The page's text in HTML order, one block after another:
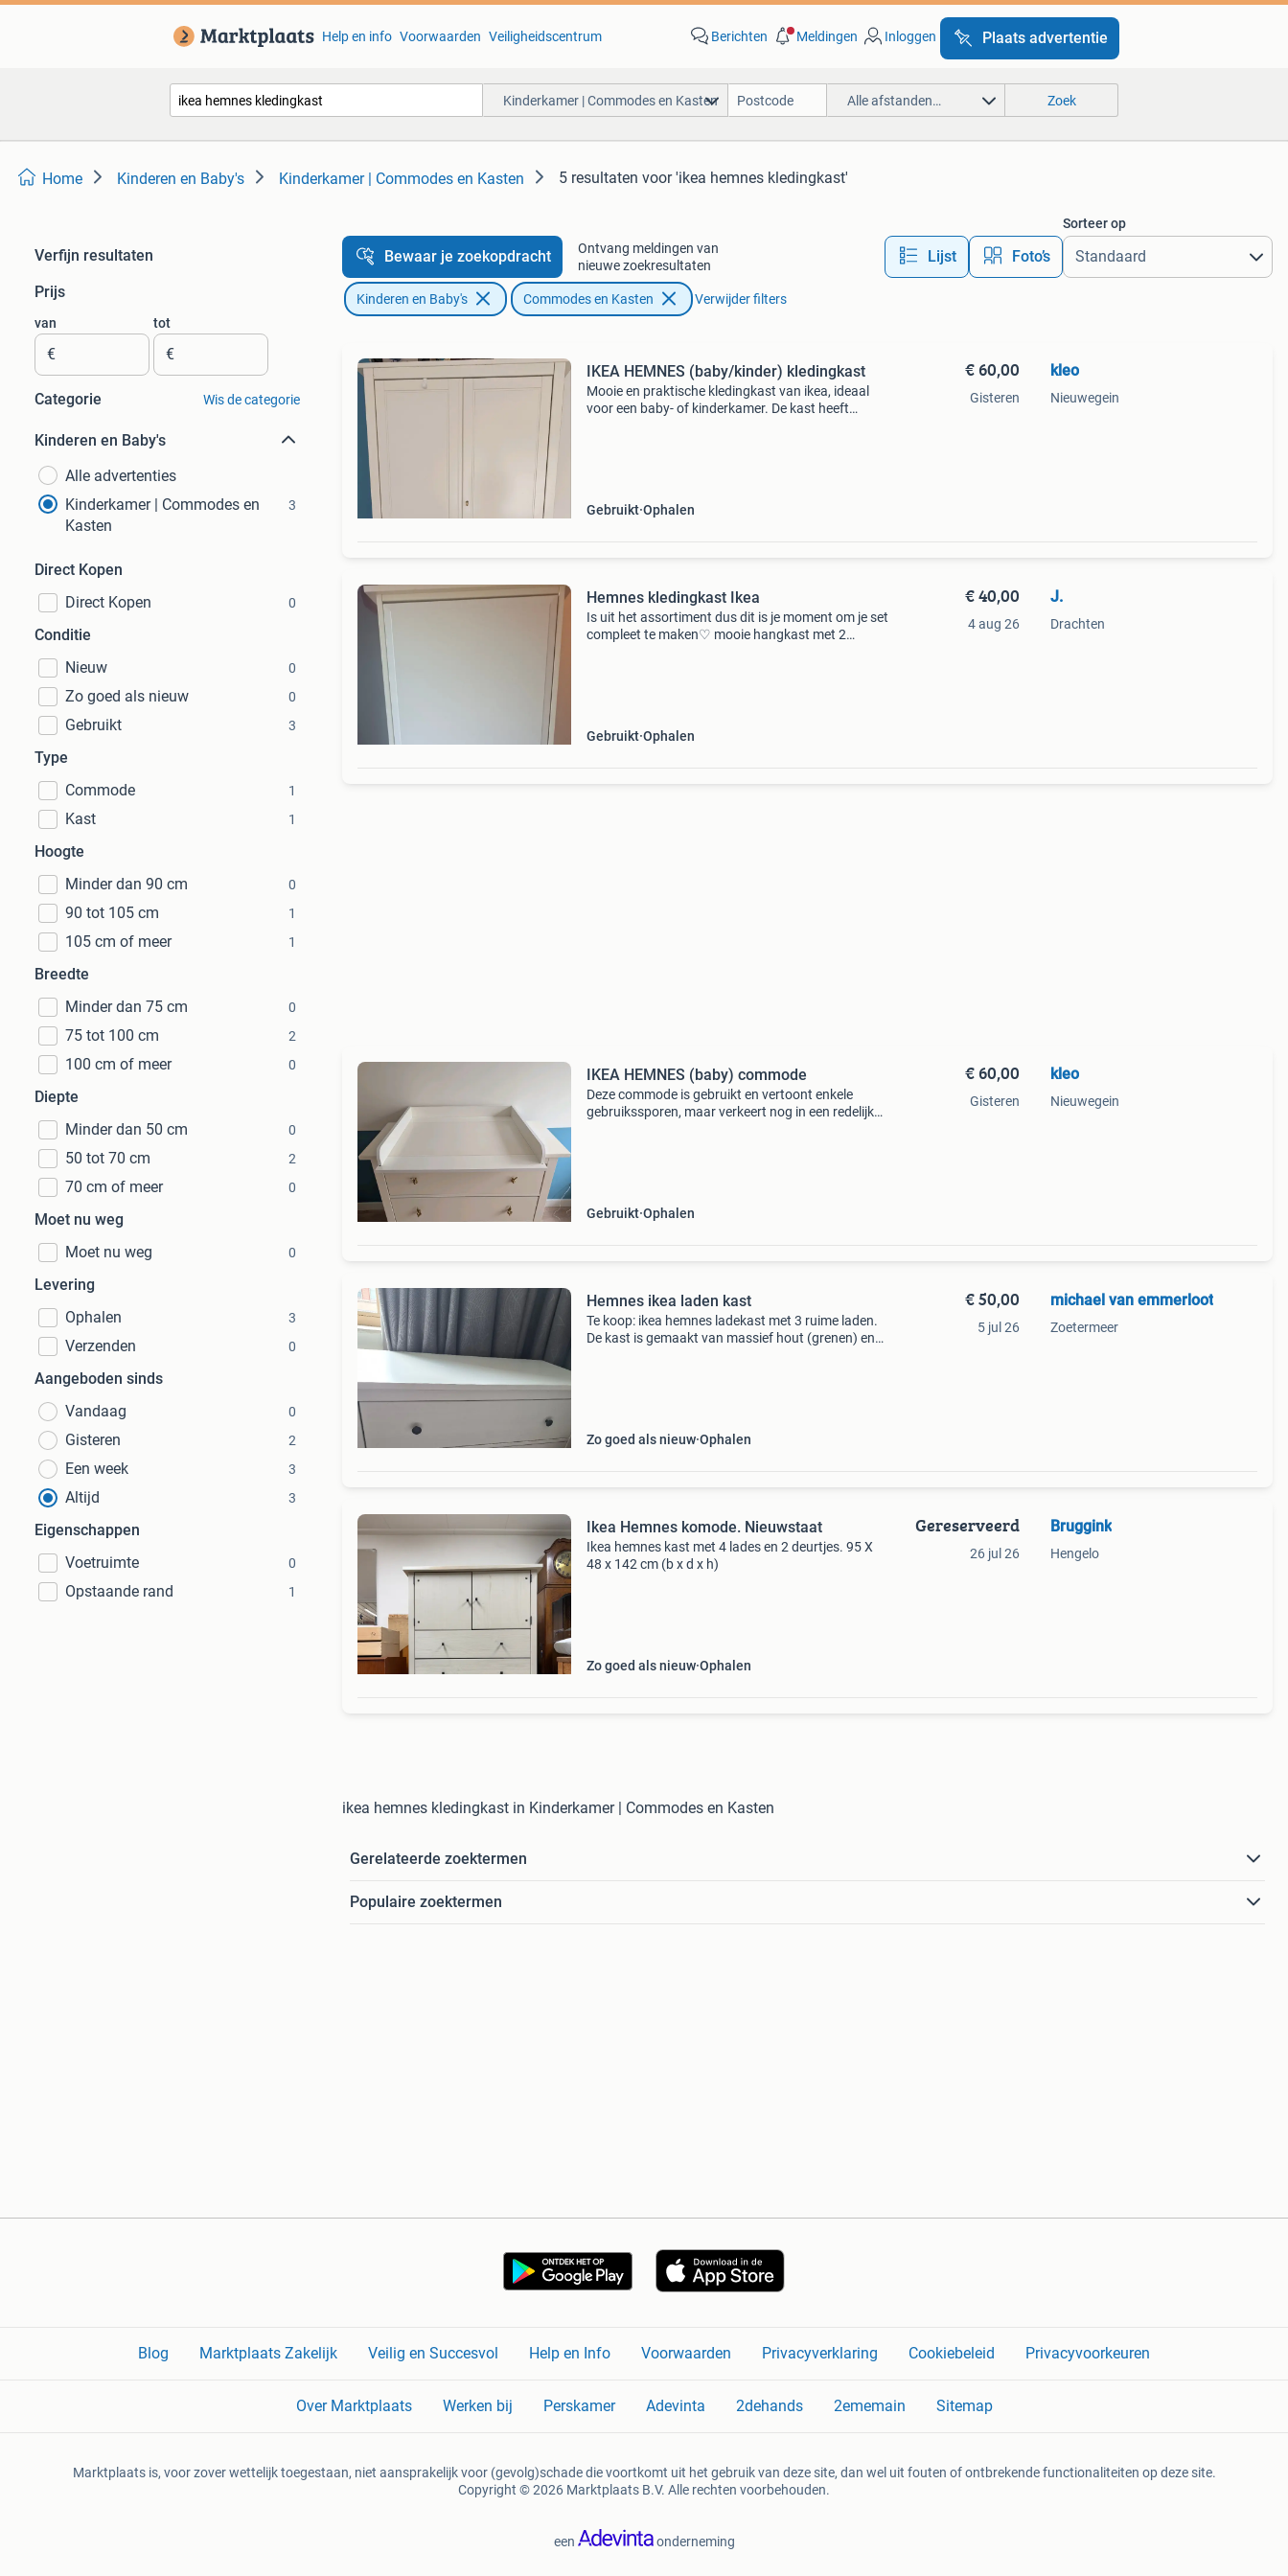
Help en info Voorwaarden Veiligheidscentrum Berichten Meldingen Inloggen Plaats advertentie
Kinderkamer | Commodes en Kasten Alle afstanden… Zoek
Home Kinderen en Baby's Kinderkamer | Commodes en Kasten 5 resultaten voor 'ikea hemnes kledingkast'
Verfijn resultaten
Prijs
van
€
tot
€
Categorie Wis de categorie
Kinderen en Baby's
Alle advertenties
Kinderkamer | Commodes en
Kasten
3
Direct Kopen
Direct Kopen
0
Conditie
Nieuw
0
Zo goed als nieuw 0
Gebruikt 3
Type
Commode
1
Kast 1
Hoogte
Minder dan 90 cm
0
90 tot 105 cm 1
105 cm of meer 1
Breedte
Minder dan 75 cm
0
75 tot 100 cm 2
100 cm of meer 0
Diepte
Minder dan 50 cm
0
50 tot 70 cm 2
70 cm of meer 0
Moet nu weg
Moet nu weg
0
Levering
Ophalen
3
Verzenden 0
Aangeboden sinds
Vandaag
0
Gisteren 2
Een week 3
Altijd 3
Eigenschappen
Voetruimte
0
Opstaande rand 1
Bewaar je zoekopdracht
Ontvang meldingen van
nieuwe zoekresultaten
Lijst Foto’s
Sorteer op
Kinderen en Baby's Commodes en Kasten Verwijder filters
IKEA HEMNES (baby/kinder) kledingkast
Mooie en praktische kledingkast van ikea, ideaal
voor een baby- of kinderkamer. De kast heeft
Gebruikt Ophalen
€ 60,00
Gisteren
kleo
Nieuwegein
Hemnes kledingkast Ikea
Is uit het assortiment dus dit is je moment om je set
compleet te maken♡ mooie hangkast met 2
Gebruikt Ophalen
€ 40,00
4 aug 26
J.
Drachten
IKEA HEMNES (baby) commode
Deze commode is gebruikt en vertoont enkele
gebruikssporen, maar verkeert nog in een redelijk
Gebruikt Ophalen
€ 60,00
Gisteren
kleo
Nieuwegein
Hemnes ikea laden kast
Te koop: ikea hemnes ladekast met 3 ruime laden.
De kast is gemaakt van massief hout (grenen) en
Zo goed als nieuw Ophalen
€ 50,00
5 jul 26
michael van emmerloot
Zoetermeer
Ikea Hemnes komode. Nieuwstaat
Ikea hemnes kast met 4 lades en 2 deurtjes. 95 X
48 x 142 cm (b x d x h)
Zo goed als nieuw Ophalen
Gereserveerd
26 jul 26
Bruggink
Hengelo
ikea hemnes kledingkast in Kinderkamer | Commodes en Kasten
Gerelateerde zoektermen
Populaire zoektermen
Blog Marktplaats Zakelijk Veilig en Succesvol Help en Info Voorwaarden Privacyverklaring Cookiebeleid Privacyvoorkeuren
Over Marktplaats Werken bij Perskamer Adevinta 2dehands 2ememain Sitemap
Marktplaats is, voor zover wettelijk toegestaan, niet aansprakelijk voor (gevolg)schade die voortkomt uit het gebruik van deze site, dan wel uit fouten of ontbrekende functionaliteiten op deze site.
Copyright © 2026 Marktplaats B.V. Alle rechten voorbehouden.
een onderneming